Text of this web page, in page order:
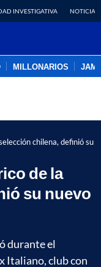
INVESTIGATIVA NOTICIAS
MILLONARIOS
chilena, definió su
de la
su nuevo
durante el
Italiano, club con